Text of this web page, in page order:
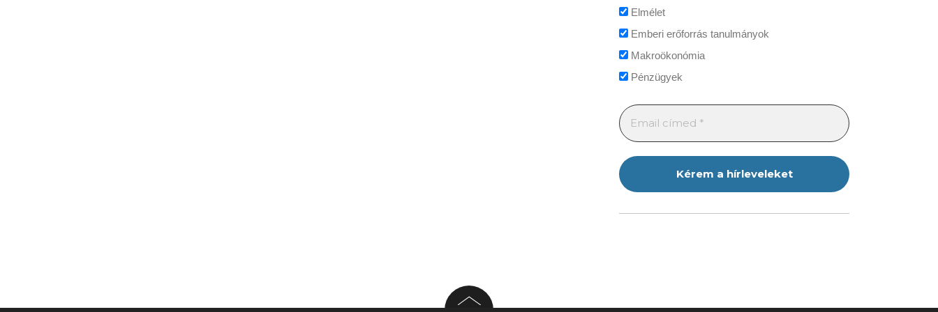
Elmélet
Emberi erőforrás tanulmányok
Makroökonómia
Pénzügyek